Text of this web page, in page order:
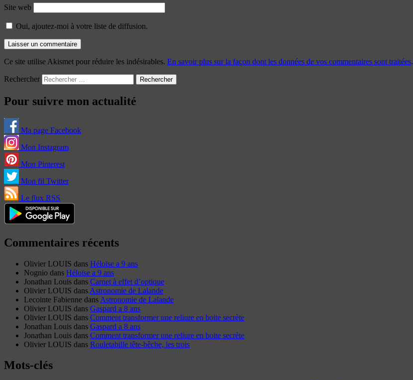
Site web
Oui, ajoutez-moi à votre liste de diffusion.
Ce site utilise Akismet pour réduire les indésirables. En savoir plus sur la façon dont les données de vos commentaires sont traitées.
Rechercher
Pour suivre mon actualité
Ma page Facebook
Mon Instagram
Mon Pinterest
Mon fil Twitter
Le flux RSS
Commentaires récents
Olivier LOUIS dans Héloïse a 9 ans
Nognio dans Héloïse a 9 ans
Jonathan Louis dans Carnet à effet d’optique
Olivier LOUIS dans Astronomie de Lalande
Lecointe Fabienne dans Astronomie de Lalande
Olivier LOUIS dans Gaspard a 8 ans
Olivier LOUIS dans Comment transformer une reliure en boite secrète
Jonathan Louis dans Gaspard a 8 ans
Jonathan Louis dans Comment transformer une reliure en boite secrète
Olivier LOUIS dans Rouletabille tête-bêche, les trois
Mots-clés